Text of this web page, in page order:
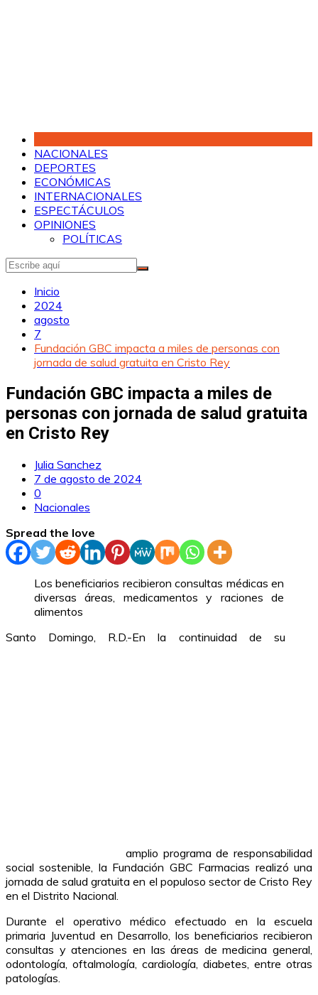
NACIONALES
DEPORTES
ECONÓMICAS
INTERNACIONALES
ESPECTÁCULOS
OPINIONES
POLÍTICAS
Inicio
2024
agosto
7
Fundación GBC impacta a miles de personas con
jornada de salud gratuita en Cristo Rey
Fundación GBC impacta a miles de
personas con jornada de salud gratuita
en Cristo Rey
Julia Sanchez
7 de agosto de 2024
0
Nacionales
Spread the love
Los beneficiarios recibieron consultas médicas en
diversas áreas, medicamentos y raciones de
alimentos
Santo Domingo, R.D.-En la continuidad de su
amplio programa de responsabilidad
social sostenible, la Fundación GBC Farmacias realizó una
jornada de salud gratuita en el populoso sector de Cristo Rey
en el Distrito Nacional.
Durante el operativo médico efectuado en la escuela
primaria Juventud en Desarrollo, los beneficiarios recibieron
consultas y atenciones en las áreas de medicina general,
odontología, oftalmología, cardiología, diabetes, entre otras
patologías.